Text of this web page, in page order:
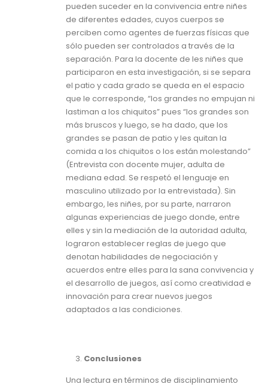
pueden suceder en la convivencia entre niñes
de diferentes edades, cuyos cuerpos se
perciben como agentes de fuerzas físicas que
sólo pueden ser controlados a través de la
separación. Para la docente de les niñes que
participaron en esta investigación, si se separa
el patio y cada grado se queda en el espacio
que le corresponde, “los grandes no empujan ni
lastiman a los chiquitos” pues “los grandes son
más bruscos y luego, se ha dado, que los
grandes se pasan de patio y les quitan la
comida a los chiquitos o los están molestando”
(Entrevista con docente mujer, adulta de
mediana edad. Se respetó el lenguaje en
masculino utilizado por la entrevistada). Sin
embargo, les niñes, por su parte, narraron
algunas experiencias de juego donde, entre
elles y sin la mediación de la autoridad adulta,
lograron establecer reglas de juego que
denotan habilidades de negociación y
acuerdos entre elles para la sana convivencia y
el desarrollo de juegos, así como creatividad e
innovación para crear nuevos juegos
adaptados a las condiciones.
Conclusiones
Una lectura en términos de disciplinamiento